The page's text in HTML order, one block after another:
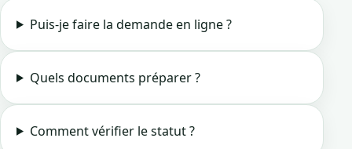
Puis-je faire la demande en ligne ?
Quels documents préparer ?
Comment vérifier le statut ?